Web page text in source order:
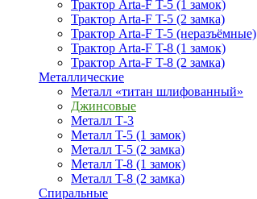
Трактор Arta-F T-5 (1 замок)
Трактор Arta-F T-5 (2 замка)
Трактор Arta-F T-5 (неразъёмные)
Трактор Arta-F T-8 (1 замок)
Трактор Arta-F T-8 (2 замка)
Металлические
Металл «титан шлифованный»
Джинсовые
Металл Т-3
Металл T-5 (1 замок)
Металл T-5 (2 замка)
Металл T-8 (1 замок)
Металл T-8 (2 замка)
Спиральные